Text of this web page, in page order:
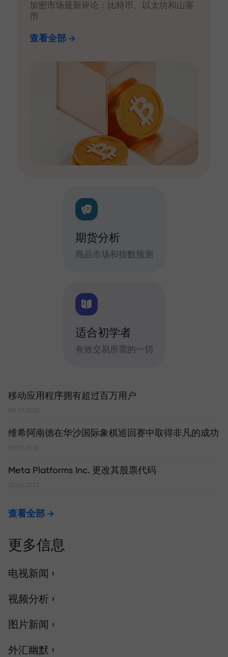
加密市场最新评论：比特币、以太坊和山寨
币
查看全部
期货分析
商品市场和指数预测
适合初学者
有效交易所需的一切
移动应用程序拥有超过百万用户
08.07.2022
维希阿南德在华沙国际象棋巡回赛中取得非凡的成功
Meta Platforms Inc. 更改其股票代码
30.06.2022
查看全部
更多信息
电视新闻 ›
视频分析 ›
图片新闻 ›
外汇幽默 ›